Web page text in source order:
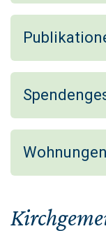
Wohnungen